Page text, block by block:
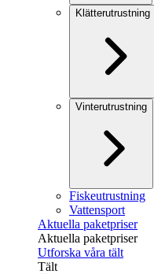
Klätterutrustning
Vinterutrustning
Fiskeutrustning
Vattensport
Aktuella paketpriser
Aktuella paketpriser
Utforska våra tält
Tält